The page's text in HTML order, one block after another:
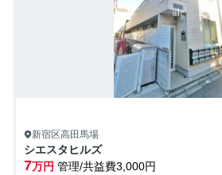
新宿区高田馬場
シエスタヒルズ
7万円 管理/共益費3,000円